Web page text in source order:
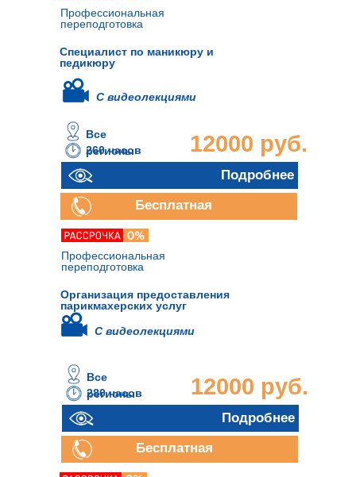
Организация предоставления
парикмахерских услуг
280 часов 12000 руб.
Все
регионы
Профессиональная
переподготовка
Подробнее
Бесплатная
консультация
Специалист по маникюру и
педикюру
260 часов 12000 руб.
Все
регионы
Профессиональная
переподготовка
Подробнее
Бесплатная
консультация
С видеолекциями
С видеолекциями